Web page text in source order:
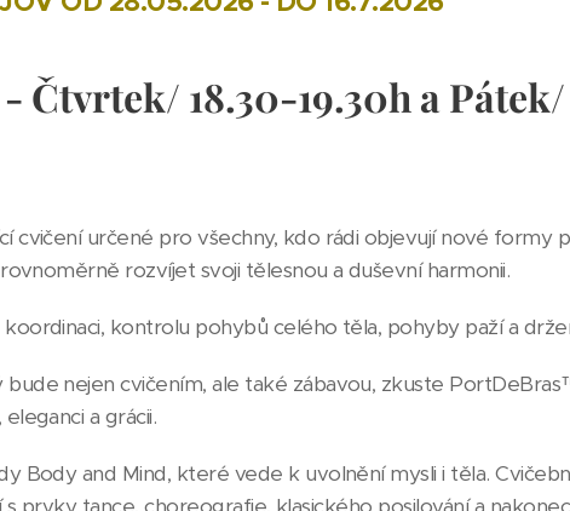
- Čtvrtek/ 18.30-19.30h a
cvičení určené pro všechny, kdo rádi objevují nové formy
rozvíjet svoji tělesnou a duševní harmonii.
kontrolu pohybů celého těla, pohyby paží a
nejen cvičením, ale také zábavou, zkuste
a grácii.
Body and Mind, které vede k uvolnění mysli i těla.